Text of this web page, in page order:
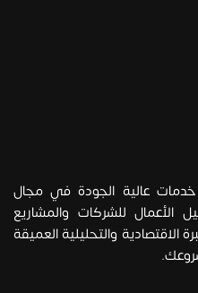
عالية الجودة في مجال
الأعمال للشركات والمشاريع
الاقتصادية والتحليلية العميقة